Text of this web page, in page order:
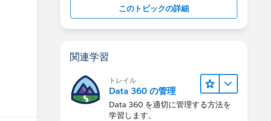
このトピックの詳細
関連学習
トレイル
Data 360 の管理
Data 360 を適切に管理する方法を
学習します。